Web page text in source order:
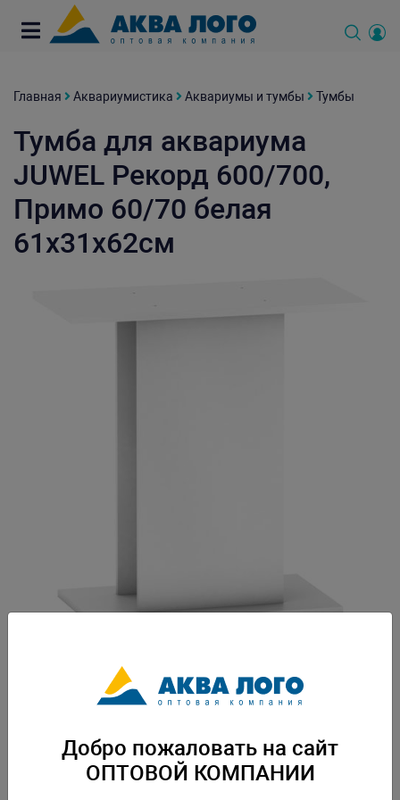
Главная Аквариумистика Аквариумы и тумбы Тумбы
Тумба для аквариума
JUWEL Рекорд 600/700,
Примо 60/70 белая
61x31x62см
Скачать каталогДобро пожаловать на сайт
ОПТОВОЙ КОМПАНИИ